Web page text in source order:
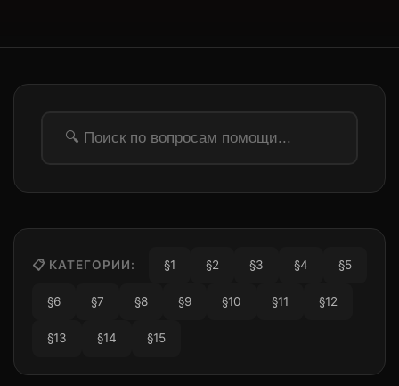
📋 КАТЕГОРИИ: §1 §2 §3 §4 §5
§6 §7 §8 §9 §10 §11 §12
§13 §14 §15